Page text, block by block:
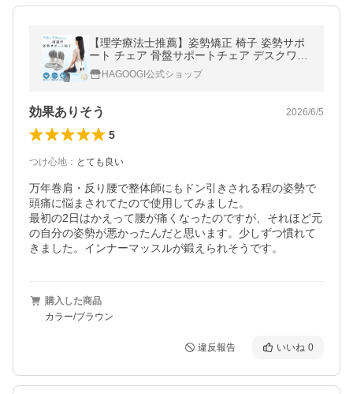
【理学療法士推薦】姿勢矯正 椅子 姿勢サポ
ート チェア 骨盤サポートチェア デスクワー
ク 座椅子 オフィス 姿勢が良くなる 骨盤
HAGOOGI公式ショップ
効果ありそう 2026/6/5
5
つけ心地 ： とても良い
万年巻肩・反り腰で整体師にもドン引きされる程の姿勢で
頭痛に悩まされてたので使用してみました。
最初の2日はかえって腰が痛くなったのですが、それほど元
の自分の姿勢が悪かったんだと思います。少しずつ慣れて
きました。インナーマッスルが鍛えられそうです。
購入した商品
カラー/ブラウン
違反報告 いいね 0